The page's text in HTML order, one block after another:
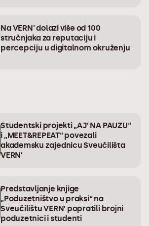
Na VERN’ dolazi više od 100
stručnjaka za reputaciju i
percepciju u digitalnom okruženju
Studentski projekti „AJ’ NA PAUZU“
i „MEET&REPEAT“ povezali
akademsku zajednicu Sveučilišta
VERN’
Predstavljanje knjige
„Poduzetništvo u praksi“ na
Sveučilištu VERN’ popratili brojni
poduzetnici i studenti